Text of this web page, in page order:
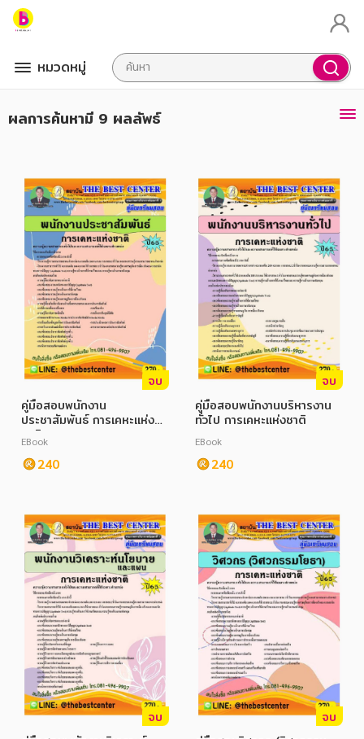
หมวดหมู่
ผลการค้นหามี 9 ผลลัพธ์
จบ
คู่มือสอบพนักงาน
ประชาสัมพันธ์ การเคหะแห่ง
ชาติ
EBook
240
จบ
คู่มือสอบพนักงานบริหารงาน
ทั่วไป การเคหะแห่งชาติ
EBook
240
จบ
จบ